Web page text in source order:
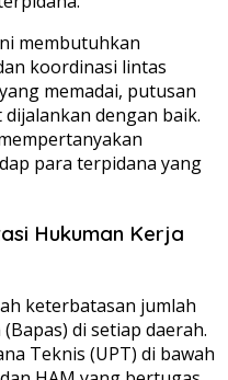
membutuhkan
koordinasi lintas
memadai, putusan
dengan baik.
para terpidana yang
Hukuman Kerja
keterbatasan jumlah
di setiap daerah.
Teknis (UPT) di bawah